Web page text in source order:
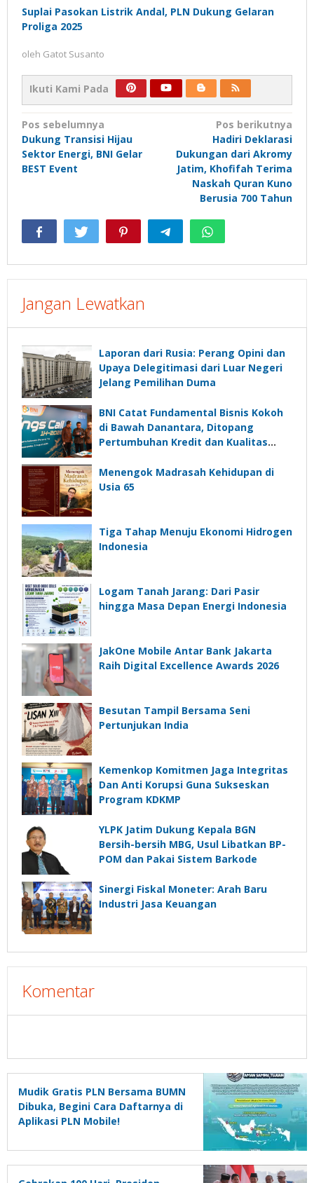
Suplai Pasokan Listrik Andal, PLN Dukung Gelaran
Proliga 2025
oleh Gatot Susanto
Ikuti Kami Pada
Navigasi
pos
Pos sebelumnya
Dukung Transisi Hijau
Sektor Energi, BNI Gelar
BEST Event
Pos berikutnya
Hadiri Deklarasi
Dukungan dari Akromy
Jatim, Khofifah Terima
Naskah Quran Kuno
Berusia 700 Tahun
Jangan Lewatkan
Laporan dari Rusia: Perang Opini dan
Upaya Delegitimasi dari Luar Negeri
Jelang Pemilihan Duma
BNI Catat Fundamental Bisnis Kokoh
di Bawah Danantara, Ditopang
Pertumbuhan Kredit dan Kualitas
Menengok Madrasah Kehidupan di
Usia 65
Tiga Tahap Menuju Ekonomi Hidrogen
Indonesia
Logam Tanah Jarang: Dari Pasir
hingga Masa Depan Energi Indonesia
JakOne Mobile Antar Bank Jakarta
Raih Digital Excellence Awards 2026
Besutan Tampil Bersama Seni
Pertunjukan India
Kemenkop Komitmen Jaga Integritas
Dan Anti Korupsi Guna Sukseskan
Program KDKMP
YLPK Jatim Dukung Kepala BGN
Bersih-bersih MBG, Usul Libatkan BP-
POM dan Pakai Sistem Barkode
Sinergi Fiskal Moneter: Arah Baru
Industri Jasa Keuangan
Komentar
Mudik Gratis PLN Bersama BUMN
Dibuka, Begini Cara Daftarnya di
Aplikasi PLN Mobile!